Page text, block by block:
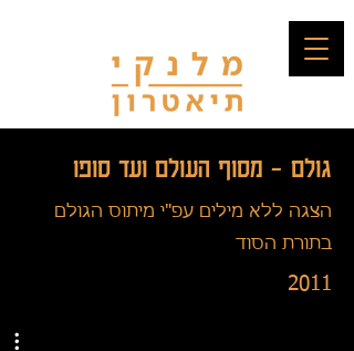
גולם – מסוף העולם ועד סופו
הצגה ללא מילים עפ"י מיתוס הגולם
בתורת הסוד
2011